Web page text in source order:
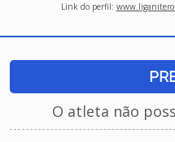
Link do perfil:
O atleta não